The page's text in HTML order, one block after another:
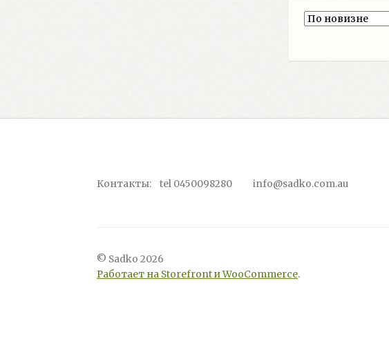
Контакты: tel 0450098280 info@sadko.com.au
© Sadko 2026
Работает на Storefront и WooCommerce.